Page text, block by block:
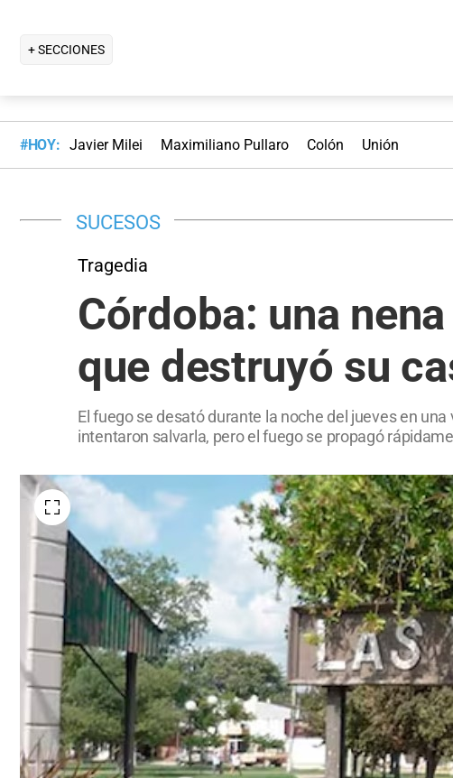
+ SECCIONES
#HOY: Javier Milei Maximiliano Pullaro Colón Unión
SUCESOS
Tragedia
Córdoba: una
que destruyó su
El fuego se desató durante la noche del jueves en
intentaron salvarla, pero el fuego se propagó